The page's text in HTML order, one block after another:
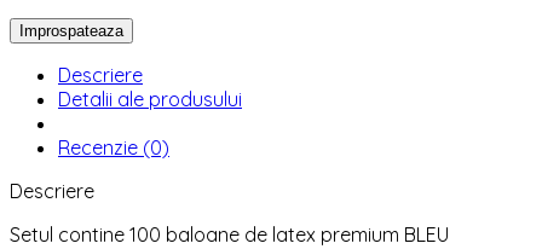
Descriere
Detalii ale produsului
Recenzie (0)
Descriere
Setul contine 100 baloane de latex premium BLEU